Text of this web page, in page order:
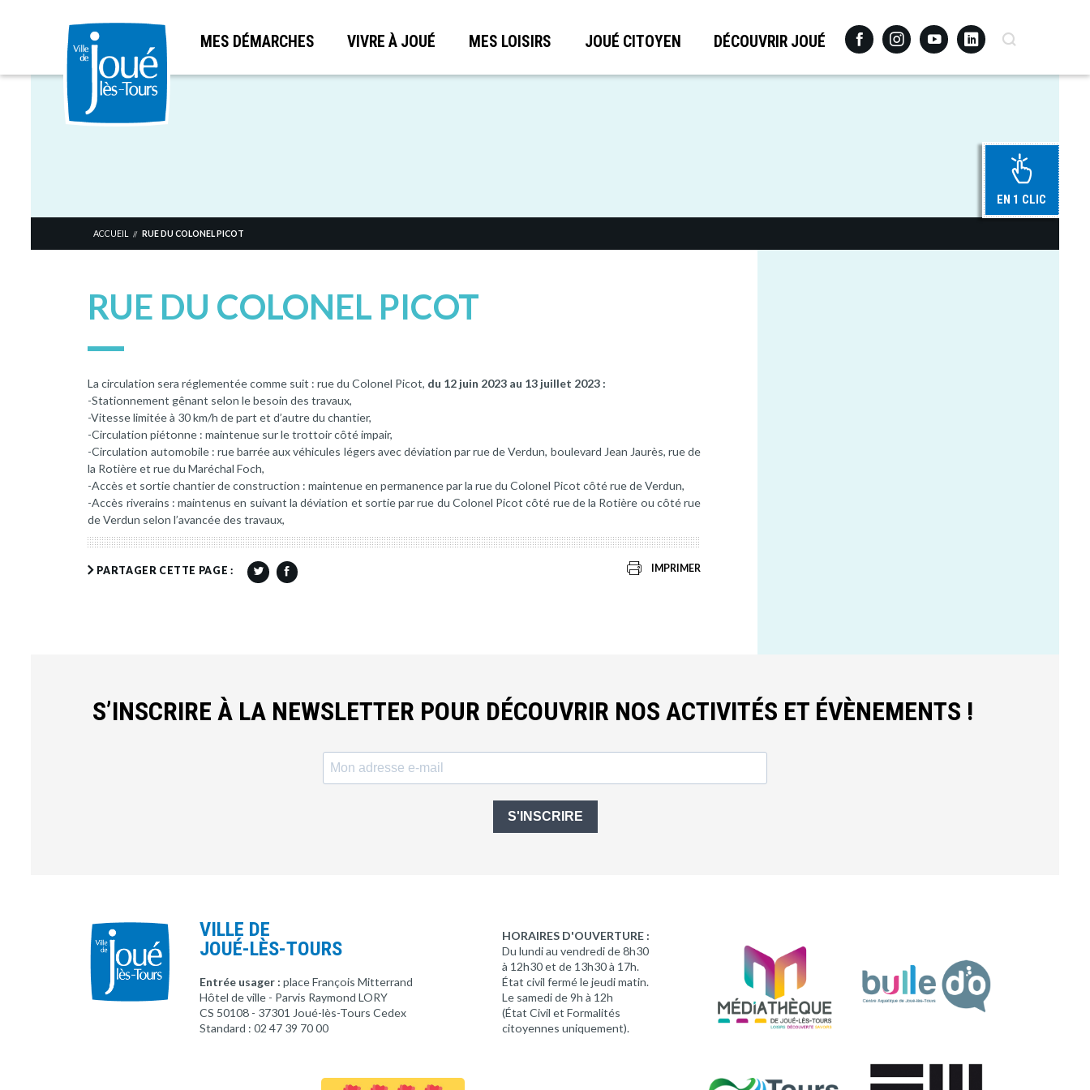
Aller
MES DÉMARCHES VIVRE À JOUÉ MES LOISIRS JOUÉ CITOYEN DÉCOUVRIR JOUÉ FacebookInstagramYoutubeLinkedinRecherche
EN 1 CLIC
ACCUEIL // RUE DU COLONEL PICOT
RUE DU COLONEL PICOT
La circulation sera réglementée comme suit : rue du Colonel Picot, du 12 juin 2023 au 13 juillet 2023 :
-Stationnement gênant selon le besoin des travaux,
-Vitesse limitée à 30 km/h de part et d’autre du chantier,
-Circulation piétonne : maintenue sur le trottoir côté impair,
-Circulation automobile : rue barrée aux véhicules légers avec déviation par rue de Verdun, boulevard Jean Jaurès, rue de
la Rotière et rue du Maréchal Foch,
-Accès et sortie chantier de construction : maintenue en permanence par la rue du Colonel Picot côté rue de Verdun,
-Accès riverains : maintenus en suivant la déviation et sortie par rue du Colonel Picot côté rue de la Rotière ou côté rue
de Verdun selon l’avancée des travaux,
PARTAGER CETTE PAGE : IMPRIMER
S’INSCRIRE À LA NEWSLETTER POUR DÉCOUVRIR NOS ACTIVITÉS ET ÉVÈNEMENTS !
S'INSCRIRE
VILLE DE
JOUÉ-LÈS-TOURS
Entrée usager : place François Mitterrand
Hôtel de ville - Parvis Raymond LORY
CS 50108 - 37301 Joué-lès-Tours Cedex
Standard : 02 47 39 70 00
HORAIRES D'OUVERTURE :
Du lundi au vendredi de 8h30
à 12h30 et de 13h30 à 17h.
État civil fermé le jeudi matin.
Le samedi de 9h à 12h
(État Civil et Formalités
citoyennes uniquement).